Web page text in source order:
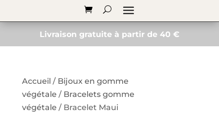
Livraison gratuite à partir de 40 €
Accueil / Bijoux en gomme
végétale / Bracelets gomme
végétale / Bracelet Maui